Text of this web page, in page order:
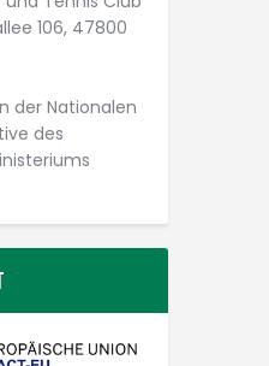
106, 47800
der Nationalen
des